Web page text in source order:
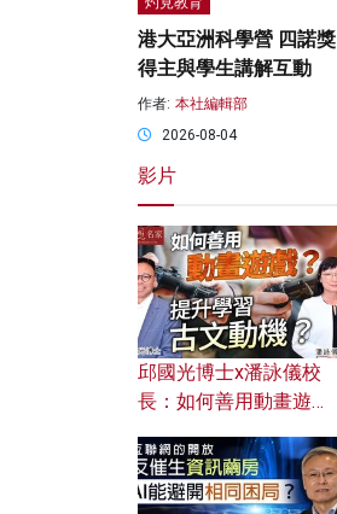
港大亞洲科學營 四諾獎
得主與學生講解互動
作者: 本社編輯部
2026-08-04
影片
邱國光博士x潘詠儀校
長：如何善用動畫遊戲